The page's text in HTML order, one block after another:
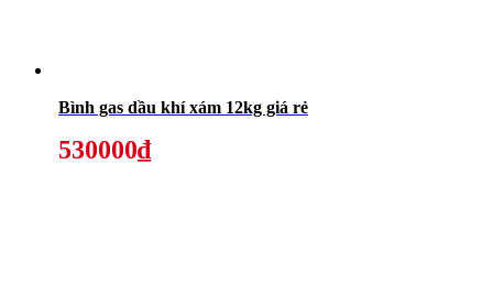
Bình gas dầu khí xám 12kg giá rẻ
530000₫